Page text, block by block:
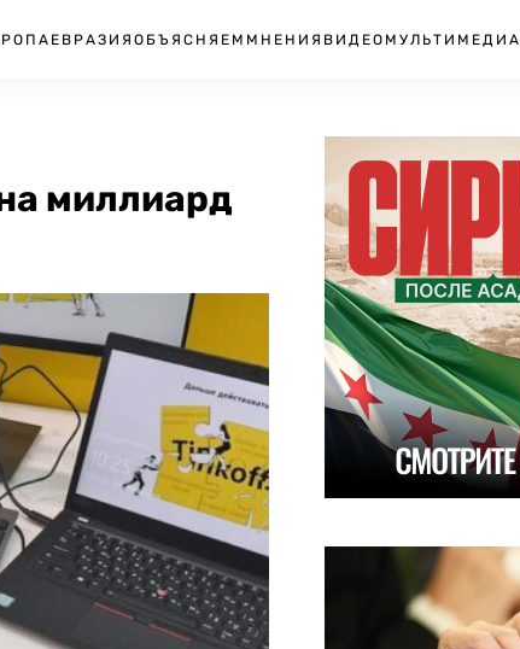
ЕВРАЗИЯ ОБЪЯСНЯЕМ МНЕНИЯ ВИДЕО МУЛЬТИМЕДИА
миллиард